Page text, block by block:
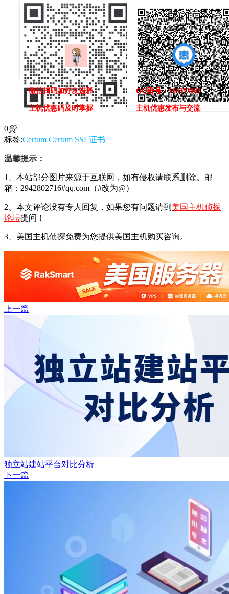
微信扫码加好友进群
主机优惠码及时掌握
QQ群号：164393063
主机优惠发布与交流
0赞
标签:Certum Certum SSL证书
温馨提示：
1、本站部分图片来源于互联网，如有侵权请联系删除。邮
箱：2942802716#qq.com（#改为@）
2、本文评论没有专人回复，如果您有问题请到 美国主机侦探
论坛提问！
3、美国主机侦探免费为您提供美国主机购买咨询。
上一篇
独立站建站平台对比分析
下一篇